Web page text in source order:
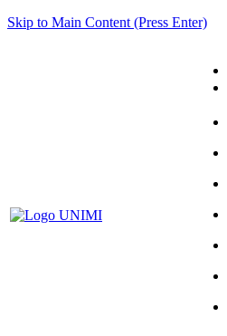
Skip to Main Content (Press Enter)